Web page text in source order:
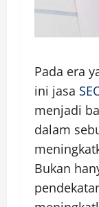
Pada era
ini jasa
menjadi
dalam
Bukan